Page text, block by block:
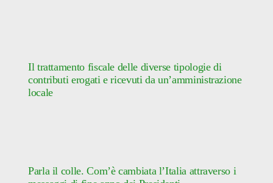
Il trattamento fiscale delle diverse tipologie di
contributi erogati e ricevuti da un’amministrazione
locale
Parla il colle. Com’è cambiata l’Italia attraverso i